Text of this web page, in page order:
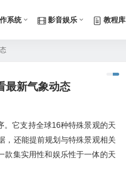
系统 影音娱乐 教程库
最新气象动态
。它支持全球16种特殊景观的天
，还能提前规划与特殊景观相关
款集实用性和娱乐性于一体的天